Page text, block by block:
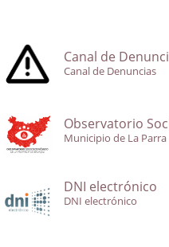
Canal de
Canal de Denuncias
Observatorio
Municipio de La Parra
DNI electrónico
DNI electrónico